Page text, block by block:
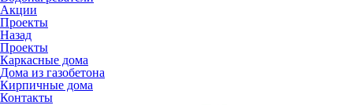
Акции
Проекты
Назад
Проекты
Каркасные дома
Дома из газобетона
Кирпичные дома
Контакты